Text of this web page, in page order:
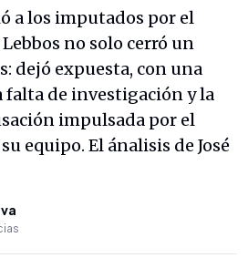
a los imputados por el
no solo cerró un
dejó expuesta, con una
falta de investigación y la
impulsada por el
equipo. El ánalisis de José